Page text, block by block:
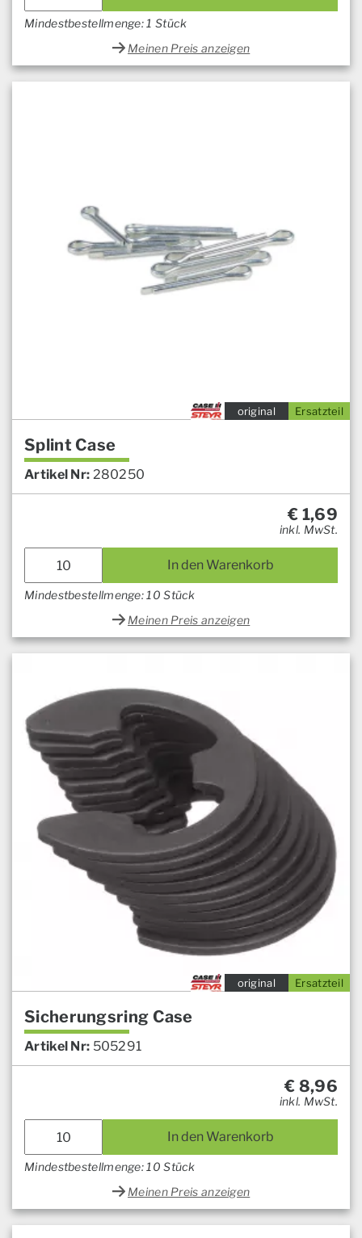
Mindestbestellmenge: 1 Stück
Meinen Preis anzeigen
Ersatzteil
original
Splint Case
Artikel Nr: 280250
€ 1,69
inkl. MwSt.
In den Warenkorb
Mindestbestellmenge: 10 Stück
Meinen Preis anzeigen
Ersatzteil
original
Sicherungsring Case
Artikel Nr: 505291
€ 8,96
inkl. MwSt.
In den Warenkorb
Mindestbestellmenge: 10 Stück
Meinen Preis anzeigen